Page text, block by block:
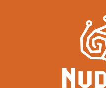
Rede instalada
ES valoriza uso